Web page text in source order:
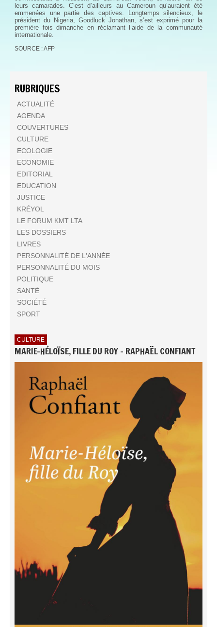
leurs camarades. C’est d’ailleurs au Cameroun qu’auraient été
emmenées une partie des captives. Longtemps silencieux, le
président du Nigeria, Goodluck Jonathan, s’est exprimé pour la
première fois dimanche en réclamant l’aide de la communauté
internationale.
SOURCE : AFP
RUBRIQUES
ACTUALITÉ
AGENDA
COUVERTURES
CULTURE
ECOLOGIE
ECONOMIE
EDITORIAL
EDUCATION
JUSTICE
KRÉYOL
LE FORUM KMT LTA
LES DOSSIERS
LIVRES
PERSONNALITÉ DE L'ANNÉE
PERSONNALITÉ DU MOIS
POLITIQUE
SANTÉ
SOCIÉTÉ
SPORT
CULTURE
MARIE-HÉLOÏSE, FILLE DU ROY - RAPHAËL CONFIANT